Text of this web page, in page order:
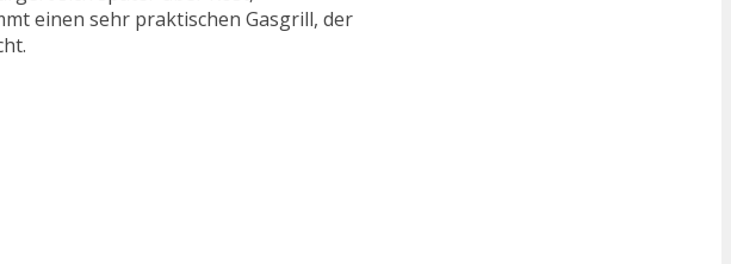
einen sehr praktischen Gasgrill, der